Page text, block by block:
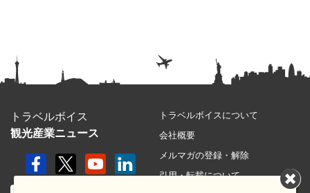
トラベルボイス
観光産業ニュース
トラベルボイスについて
会社概要
メルマガの登録・解除
引用・転載について